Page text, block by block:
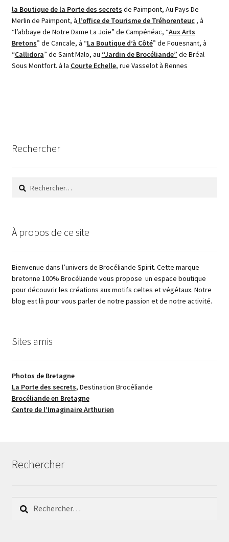
la Boutique de la Porte des secrets de Paimpont, Au Pays De
Merlin de Paimpont, à l’office de Tourisme de Tréhorenteuc, à
“l’abbaye de Notre Dame La Joie” de Campénéac, “Aux Arts
Bretons” de Cancale, à “La Boutique d’à Côté” de Fouesnant, à
“Callidora” de Saint Malo, au “Jardin de Brocéliande” de Bréal
Sous Montfort. à la Courte Echelle, rue Vasselot à Rennes
Rechercher
Rechercher :
À propos de ce site
Bienvenue dans l’univers de Brocéliande Spirit. Cette marque
bretonne 100% Brocéliande vous propose un espace boutique
pour découvrir les créations aux motifs celtes et végétaux. Notre
blog est là pour vous parler de notre passion et de notre activité.
Sites amis
Photos de Bretagne
La Porte des secrets, Destination Brocéliande
Brocéliande en Bretagne
Centre de l’Imaginaire Arthurien
Rechercher
Rechercher :